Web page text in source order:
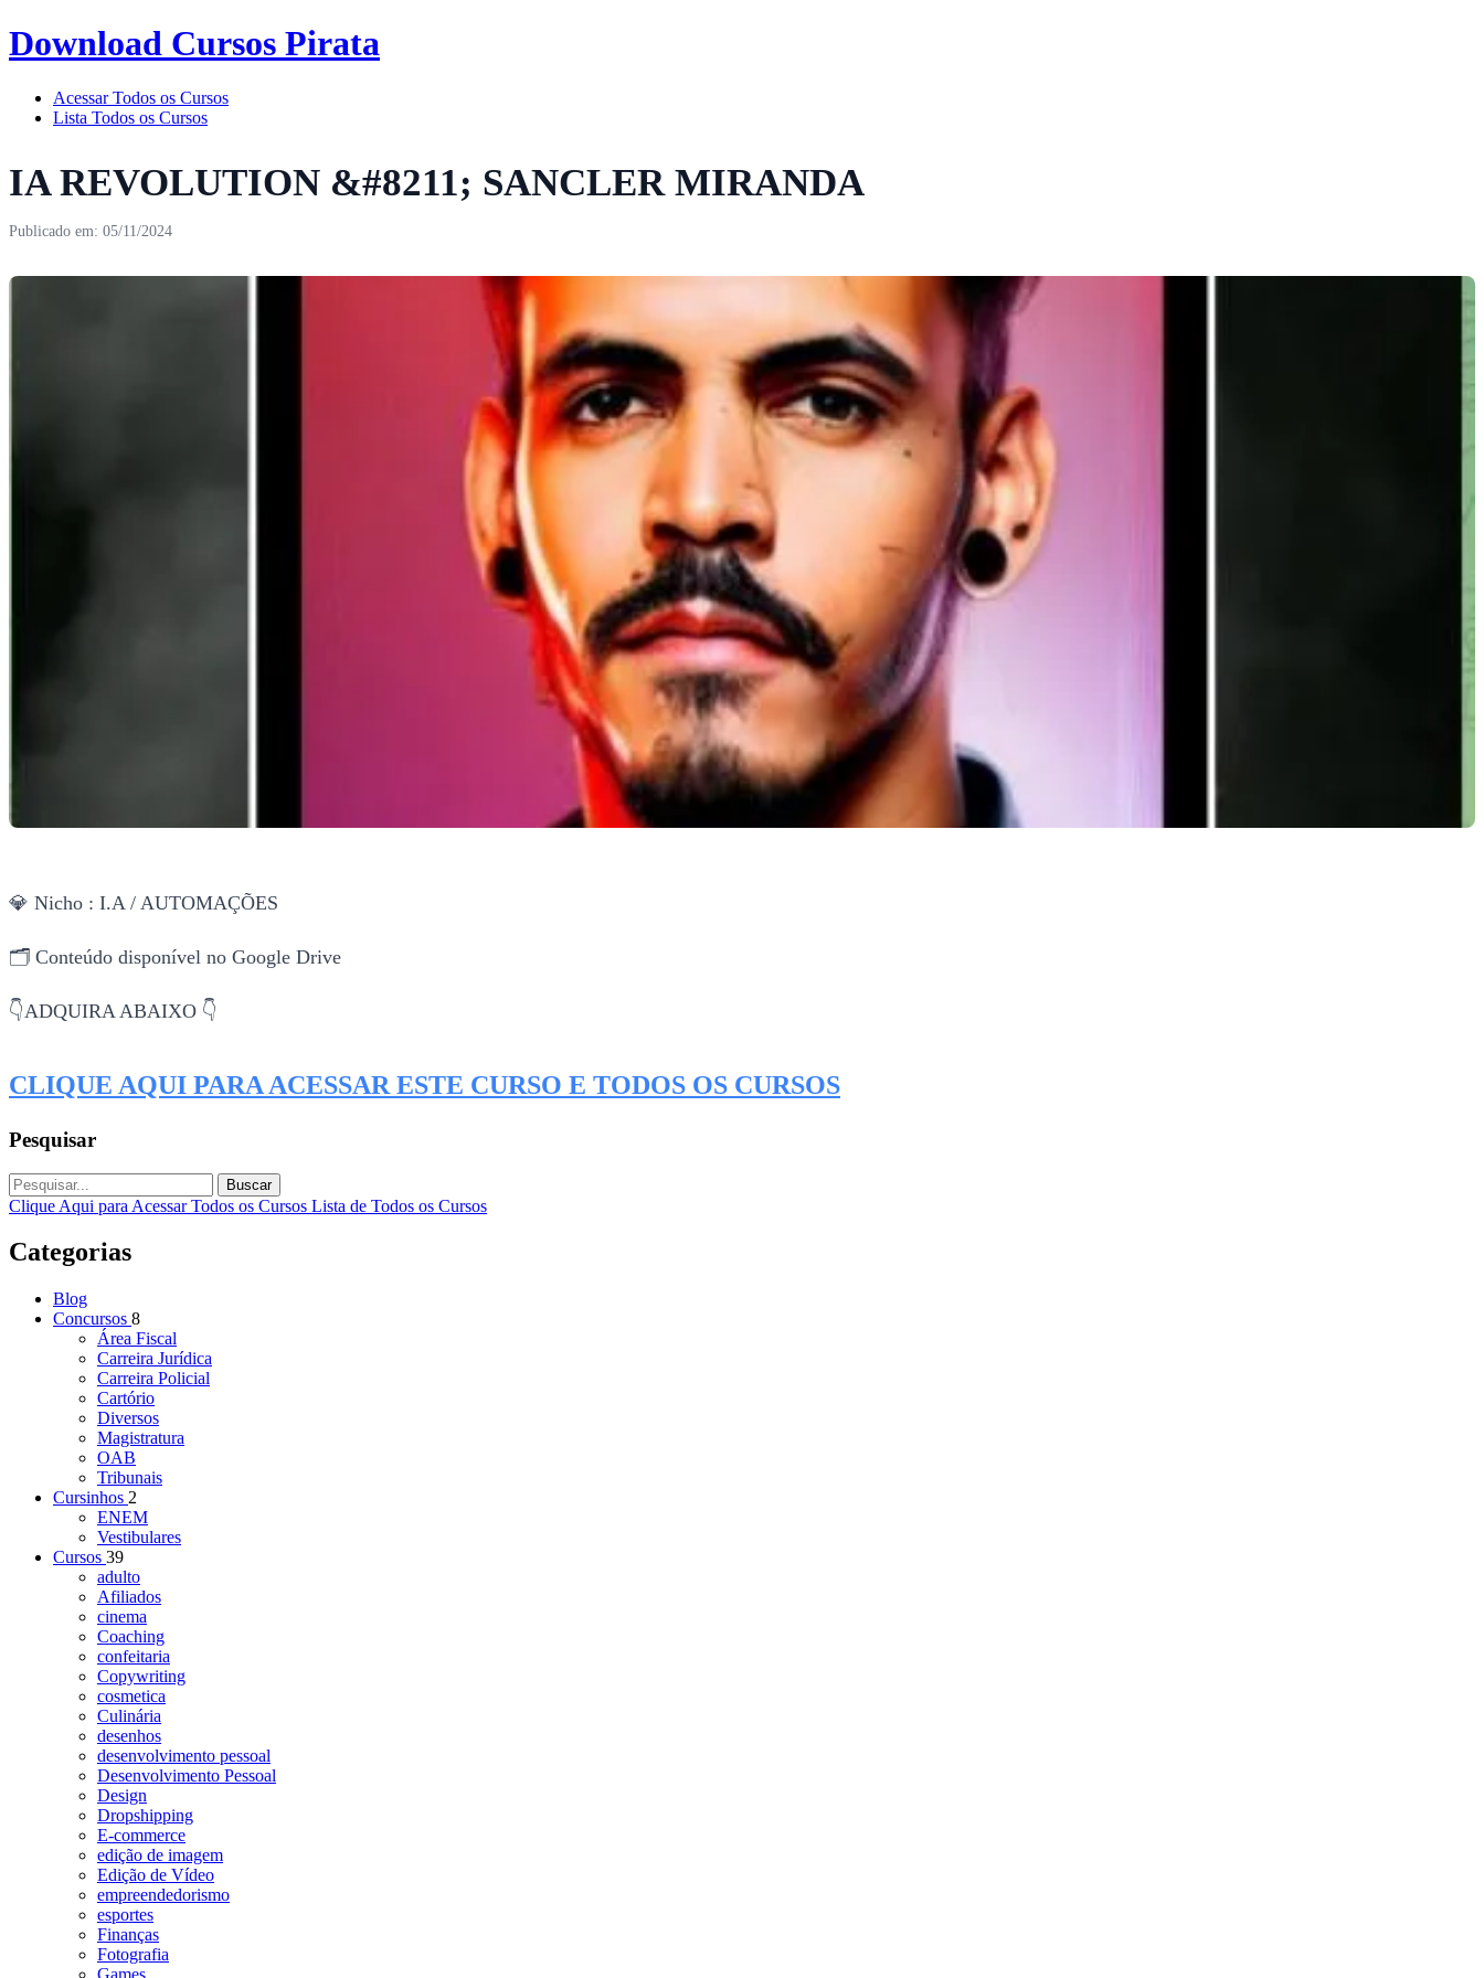
Download Cursos Pirata
Acessar Todos os Cursos
Lista Todos os Cursos
IA REVOLUTION &#8211; SANCLER MIRANDA
Publicado em: 05/11/2024
💎 Nicho : I.A / AUTOMAÇÕES
🗂 Conteúdo disponível no Google Drive
👇ADQUIRA ABAIXO 👇
CLIQUE AQUI PARA ACESSAR ESTE CURSO E TODOS OS CURSOS
Pesquisar
Buscar
Clique Aqui para Acessar Todos os Cursos Lista de Todos os Cursos
Categorias
Blog
Concursos 8
Área Fiscal
Carreira Jurídica
Carreira Policial
Cartório
Diversos
Magistratura
OAB
Tribunais
Cursinhos 2
ENEM
Vestibulares
Cursos 39
adulto
Afiliados
cinema
Coaching
confeitaria
Copywriting
cosmetica
Culinária
desenhos
desenvolvimento pessoal
Desenvolvimento Pessoal
Design
Dropshipping
E-commerce
edição de imagem
Edição de Vídeo
empreendedorismo
esportes
Finanças
Fotografia